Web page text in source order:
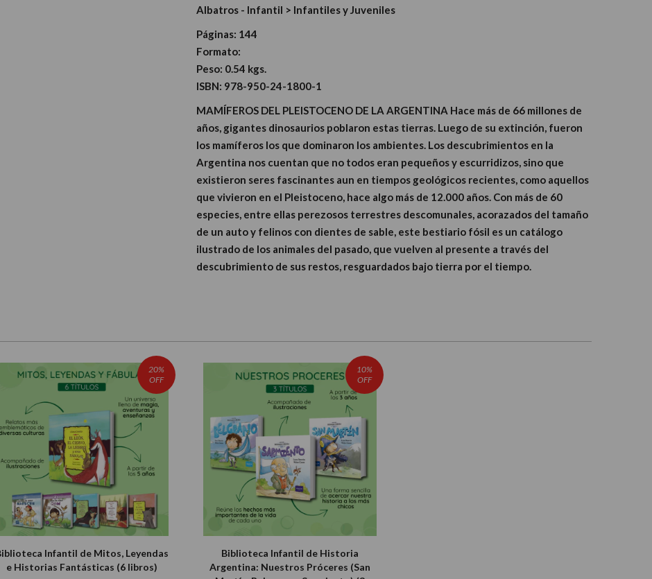
Albatros - Infantil > Infantiles y Juveniles
Páginas: 144
Formato:
Peso: 0.54 kgs.
ISBN: 978-950-24-1800-1
MAMÍFEROS DEL PLEISTOCENO DE LA ARGENTINA Hace más de 66 millones de
años, gigantes dinosaurios poblaron estas tierras. Luego de su extinción, fueron
los mamíferos los que dominaron los ambientes. Los descubrimientos en la
Argentina nos cuentan que no todos eran pequeños y escurridizos, sino que
existieron seres fascinantes aun en tiempos geológicos recientes, como aquellos
que vivieron en el Pleistoceno, hace algo más de 12.000 años. Con más de 60
especies, entre ellas perezosos terrestres descomunales, acorazados del tamaño
de un auto y felinos con dientes de sable, este bestiario fósil es un catálogo
ilustrado de los animales del pasado, que vuelven al presente a través del
descubrimiento de sus restos, resguardados bajo tierra por el tiempo.
20%
OFF
Infantil de Mitos, Leyendas
e Historias Fantásticas (6 libros)
10%
OFF
Biblioteca Infantil de Historia
Argentina: Nuestros Próceres (San